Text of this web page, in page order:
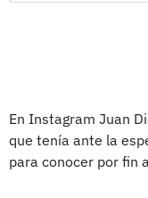
En Instagram Juan
que tenía ante la
para conocer por fin